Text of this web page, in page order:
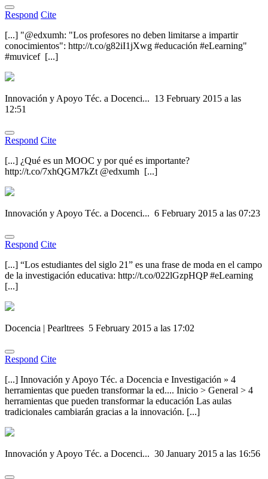
Respond Cite
[...] "@edxumh: "Los profesores no deben limitarse a impartir
conocimientos": http://t.co/g82iI1jXwg #educación #eLearning"
#muvicef [...]
Innovación y Apoyo Téc. a Docenci... 13 February 2015 a las
12:51
Respond Cite
[...] ¿Qué es un MOOC y por qué es importante?
http://t.co/7xhQGM7kZt @edxumh [...]
Innovación y Apoyo Téc. a Docenci... 6 February 2015 a las 07:23
Respond Cite
[...] “Los estudiantes del siglo 21” es una frase de moda en el campo
de la investigación educativa: http://t.co/022lGzpHQP #eLearning
[...]
Docencia | Pearltrees 5 February 2015 a las 17:02
Respond Cite
[...] Innovación y Apoyo Téc. a Docencia e Investigación » 4
herramientas que pueden transformar la ed.... Inicio > General > 4
herramientas que pueden transformar la educación Las aulas
tradicionales cambiarán gracias a la innovación. [...]
Innovación y Apoyo Téc. a Docenci... 30 January 2015 a las 16:56